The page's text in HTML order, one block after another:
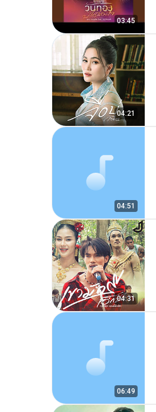
03:45
04:21
04:51
04:31
06:49